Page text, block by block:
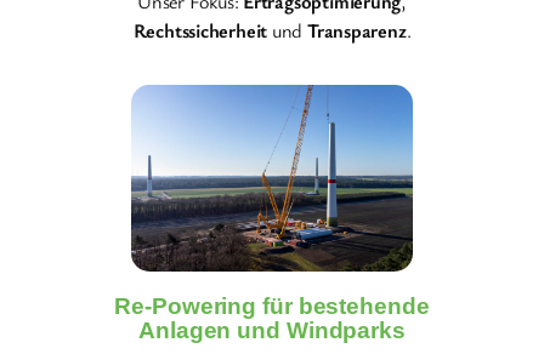
Rechtssicherheit und Transparenz.
Re-Powering für bestehende
Anlagen und Windparks